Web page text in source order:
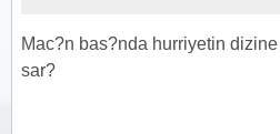
Mac?n bas?nda hurriyetin
sar?